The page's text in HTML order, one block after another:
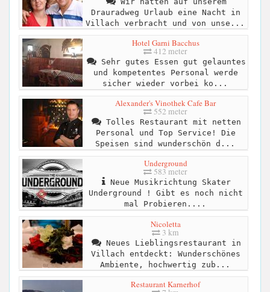
Drauradweg Urlaub eine Nacht in
Villach verbracht und von unse...
Hotel Garni Bacchus
412 meter
Sehr gutes Essen gut gelauntes
und kompetentes Personal werde
sicher wieder vorbei ko...
Alexander's Vinothek Cafe Bar
552 meter
Tolles Restaurant mit netten
Personal und Top Service! Die
Speisen sind wunderschön d...
Underground
583 meter
Neue Musikrichtung Skater
Underground ! Gibt es noch nicht
mal Probieren....
Nicoletta
3 km
Neues Lieblingsrestaurant in
Villach entdeckt: Wunderschönes
Ambiente, hochwertig zub...
Restaurant Karnerhof